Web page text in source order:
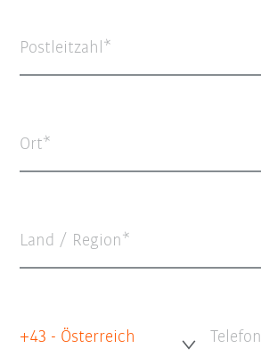
Postleitzahl
Ort
Land / Region*
+43 - Österreich Telefon